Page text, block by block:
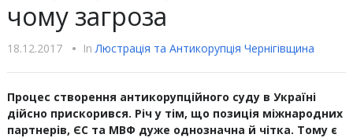
чому загроза
18.12.2017 • InЛюстрацiя та Антикорупцiя Чернігівщина
Процес створення антикорупційного суду в Україні
дійсно прискорився. Річ у тім, що позиція міжнародних
партнерів, ЄС та МВФ дуже однозначна й чітка. Тому є